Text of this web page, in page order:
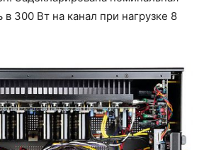
300 Вт на канал при нагрузке 8